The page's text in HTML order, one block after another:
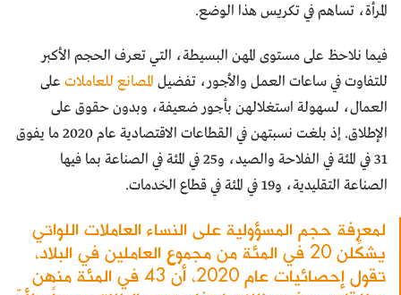
المرأة، تساهم في تكريس هذا الوضع.
فيما نلاحظ على مستوى المهن البسيطة، التي تعرف الحجم الأكبر
للتفاوت في ساعات العمل والأجور، تفضيل المصانع للعاملات على
العمال، لسهولة استغلالهن بأجور ضعيفة، وبدون حقوق على
الإطلاق. إذ بلغت نسبتهن في القطاعات الاقتصادية عام 2020 ما يفوق
31 في المئة في الفلاحة والصيد، و25 في المئة في الصناعة بما فيها
الصناعة التقليدية، و19 في المئة في قطاع الخدمات.
لمعرفة حجم المسؤولية على النساء العاملات اللواتي
يشكِّلن 20 في المئة من مجموع العاملين في البلاد،
تقول إحصائيات عام 2020، أن 43 في المئة منهن